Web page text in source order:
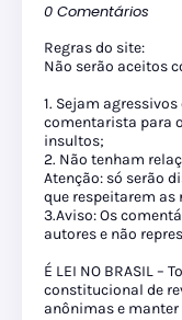
0 Comentários
Regras do site:
Não serão aceitos
1. Sejam
comentarista para
insultos;
2. Não tenham
Atenção: só serão
que respeitarem as
3.Aviso: Os
autores e não
É LEI NO BRASIL –
constitucional de
anônimas e